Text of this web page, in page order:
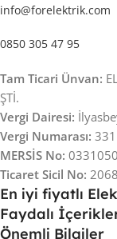
info@forelektrik.com
0850 305 47 95
Tam Ticari Ünvan:
ŞTİ.
Vergi Dairesi:
Vergi Numarası:
MERSİS No:
Ticaret Sicil No:
En iyi fiyatlı
Faydalı
Önemli Bilgiler